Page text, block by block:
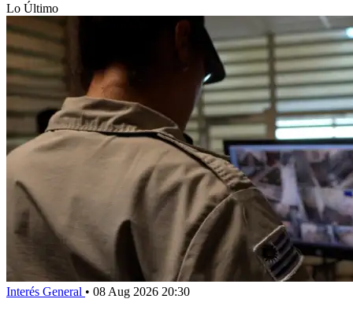
Lo Último
Interés General • 08 Aug 2026 20:30